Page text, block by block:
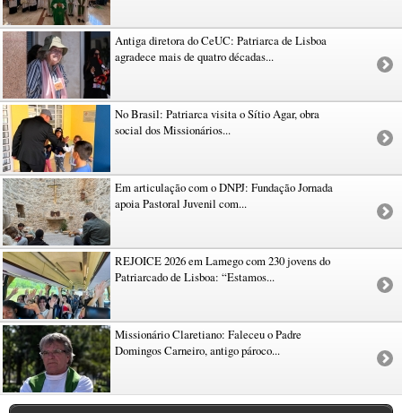
Antiga diretora do CeUC: Patriarca de Lisboa
agradece mais de quatro décadas...
No Brasil: Patriarca visita o Sítio Agar, obra
social dos Missionários...
Em articulação com o DNPJ: Fundação Jornada
apoia Pastoral Juvenil com...
REJOICE 2026 em Lamego com 230 jovens do
Patriarcado de Lisboa: “Estamos...
Missionário Claretiano: Faleceu o Padre
Domingos Carneiro, antigo pároco...